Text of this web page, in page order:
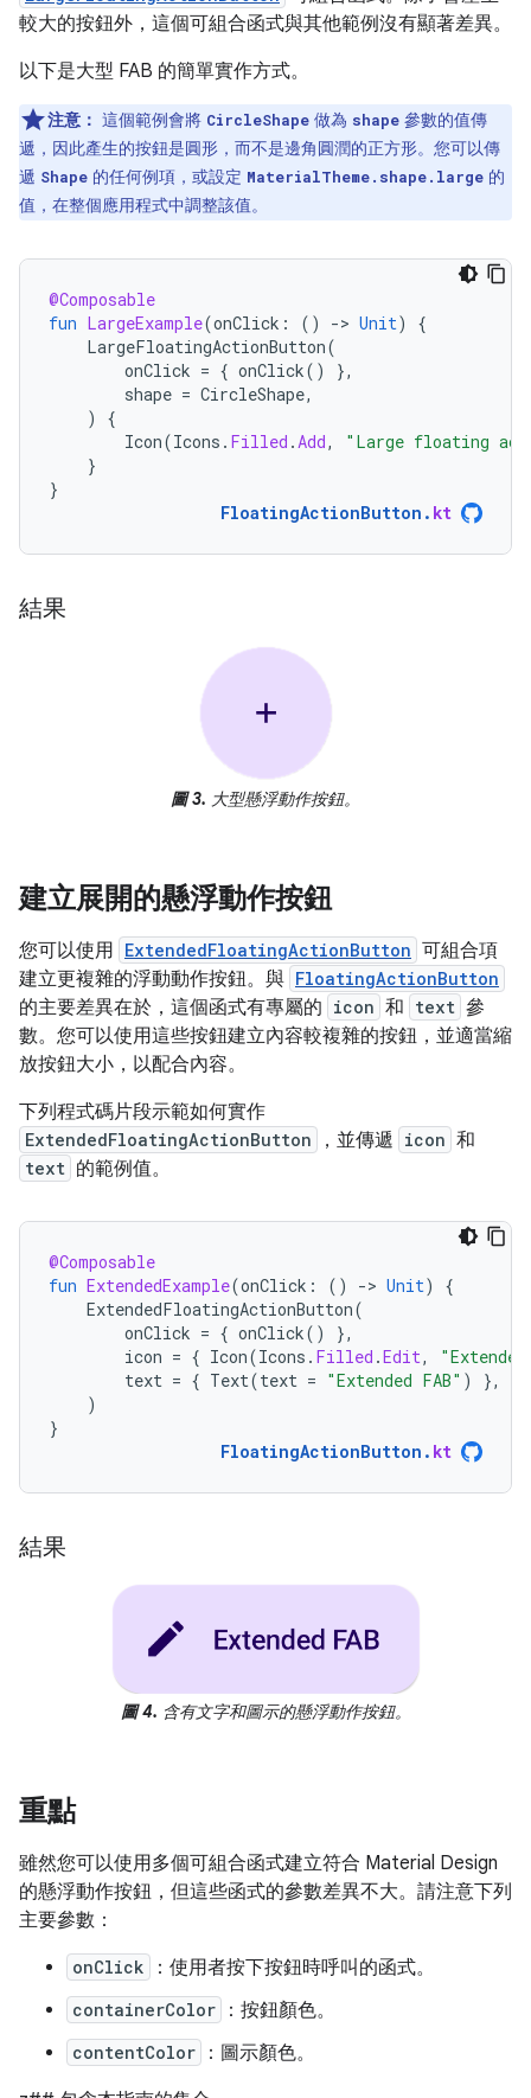
較大的按鈕外，這個可組合函式與其他範例沒有顯著差異。
以下是大型 FAB 的簡單實作方式。
注意： 這個範例會將 CircleShape 做為 shape 參數的值傳
遞，因此產生的按鈕是圓形，而不是邊角圓潤的正方形。您可以傳
遞 Shape 的任何例項，或設定 MaterialTheme.shape.large 的
值，在整個應用程式中調整該值。
@Composable
fun LargeExample(onClick : () -> Unit)
{
LargeFloatingActionButton(
onClick = { onClick()
},
shape = CircleShape,
)
{
Icon(Icons . Filled .Add,
"Large floating
}
}
FloatingActionButton . kt
結果
圖 3. 大型懸浮動作按鈕。
建立展開的懸浮動作按鈕
您可以使用 ExtendedFloatingActionButton 可組合項
建立更複雜的浮動動作按鈕。與 FloatingActionButton
的主要差異在於，這個函式有專屬的 icon 和 text 參
數。您可以使用這些按鈕建立內容較複雜的按鈕，並適當縮
放按鈕大小，以配合內容。
下列程式碼片段示範如何實作
ExtendedFloatingActionButton ，並傳遞 icon 和
text 的範例值。
@Composable
fun ExtendedExample(onClick : () -> Unit)
{
ExtendedFloatingActionButton(
onClick = { onClick()
},
icon = { Icon(Icons . Filled .Edit,
text = { Text(text = "Extended FAB" )
},
)
}
FloatingActionButton . kt
結果
圖 4. 含有文字和圖示的懸浮動作按鈕。
重點
雖然您可以使用多個可組合函式建立符合 Material Design
的懸浮動作按鈕，但這些函式的參數差異不大。請注意下列
主要參數：
onClick ：使用者按下按鈕時呼叫的函式。
containerColor ：按鈕顏色。
contentColor
：圖示顏色。